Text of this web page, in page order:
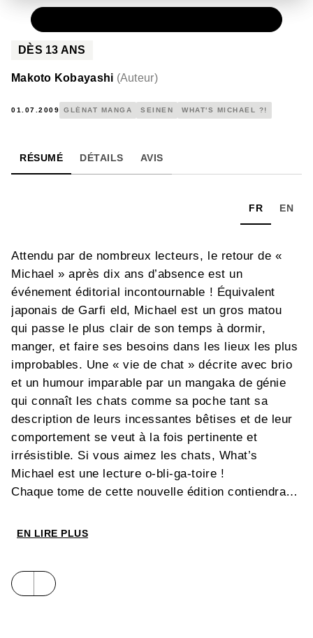
DÈS 13 ANS
Makoto Kobayashi (Auteur)
01.07.2009 GLÉNAT MANGA SEINEN WHAT'S MICHAEL ?!
RÉSUMÉ DÉTAILS AVIS
FR EN
Attendu par de nombreux lecteurs, le retour de «
Michael » après dix ans d’absence est un
événement éditorial incontournable ! Équivalent
japonais de Garfi eld, Michael est un gros matou
qui passe le plus clair de son temps à dormir,
manger, et faire ses besoins dans les lieux les plus
improbables. Une « vie de chat » décrite avec brio
et un humour imparable par un mangaka de génie
qui connaît les chats comme sa poche tant sa
description de leurs incessantes bêtises et de leur
comportement se veut à la fois pertinente et
irrésistible. Si vous aimez les chats, What’s
Michael est une lecture o-bli-ga-toire !
Chaque tome de cette nouvelle édition contiendra
pages.
EN LIRE PLUS